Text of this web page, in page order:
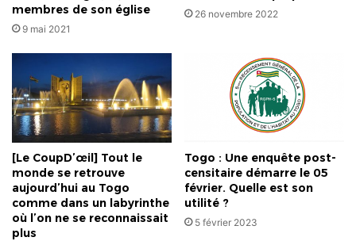
membres de son église
9 mai 2021
26 novembre 2022
[Le CoupD’œil] Tout le
monde se retrouve
aujourd’hui au Togo
comme dans un labyrinthe
où l’on ne se reconnaissait
plus
Togo : Une enquête post-
censitaire démarre le 05
février. Quelle est son
utilité ?
5 février 2023